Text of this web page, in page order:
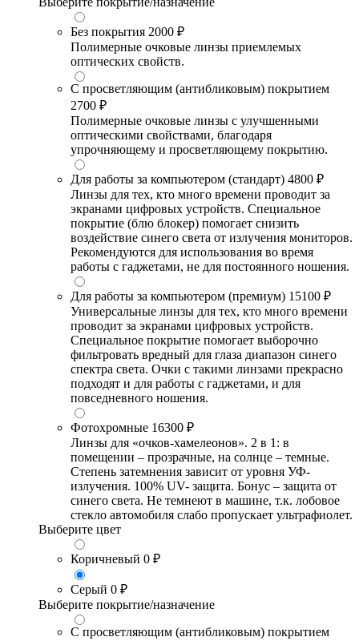
Без покрытия 2000 ₽
Полимерные очковые линзы приемлемых
оптических свойств.
С просветляющим (антибликовым) покрытием
2700 ₽
Полимерные очковые линзы с улучшенными
оптическими свойствами, благодаря
упрочняющему и просветляющему покрытию.
Для работы за компьютером (стандарт) 4800 ₽
Линзы для тех, кто много времени проводит за
экранами цифровых устройств. Специальное
покрытие (блю блокер) помогает снизить
воздействие синего света от излучения мониторов.
Рекомендуются для использования во время
работы с гаджетами, не для постоянного ношения.
Для работы за компьютером (премиум) 15100 ₽
Универсальные линзы для тех, кто много времени
проводит за экранами цифровых устройств.
Специальное покрытие помогает выборочно
фильтровать вредный для глаза диапазон синего
спектра света. Очки с такими линзами прекрасно
подходят и для работы с гаджетами, и для
повседневного ношения.
Фотохромные 16300 ₽
Линзы для «очков-хамелеонов». 2 в 1: в
помещении – прозрачные, на солнце – темные.
Степень затемнения зависит от уровня УФ-
излучения. 100% UV- защита. Бонус – защита от
синего света. Не темнеют в машине, т.к. лобовое
стекло автомобиля слабо пропускает ультрафиолет.
Выберите цвет
Коричневый 0 ₽
Серый 0 ₽
Выберите покрытие/назначение
С просветляющим (антибликовым) покрытием